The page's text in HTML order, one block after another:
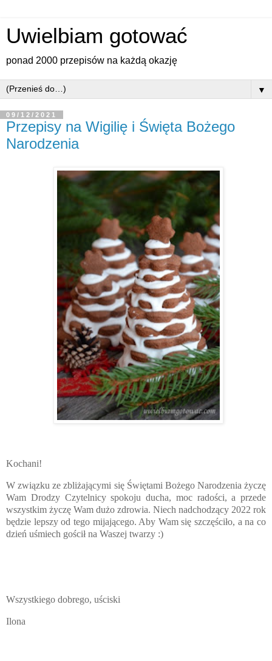
Uwielbiam gotować
ponad 2000 przepisów na każdą okazję
▼
09/12/2021
Przepisy na Wigilię i Święta Bożego
Narodzenia
Kochani!
W związku ze zbliżającymi się Świętami Bożego Narodzenia życzę
Wam Drodzy Czytelnicy spokoju ducha, moc radości, a przede
wszystkim życzę Wam dużo zdrowia. Niech nadchodzący 2022 rok
będzie lepszy od tego mijającego. Aby Wam się szczęściło, a na co
dzień uśmiech gościł na Waszej twarzy :)
Wszystkiego dobrego, uściski
Ilona